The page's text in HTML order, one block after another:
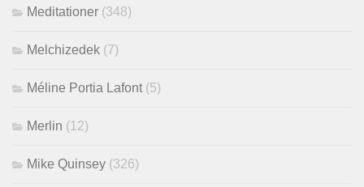
Meditationer (348)
Melchizedek (7)
Méline Portia Lafont (5)
Merlin (12)
Mike Quinsey (326)